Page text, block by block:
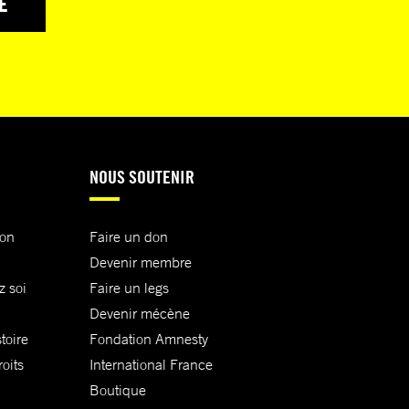
soi
NOUS SOUTENIR
Faire un don
Devenir membre
Faire un legs
Devenir mécène
Fondation Amnesty
International France
Boutique